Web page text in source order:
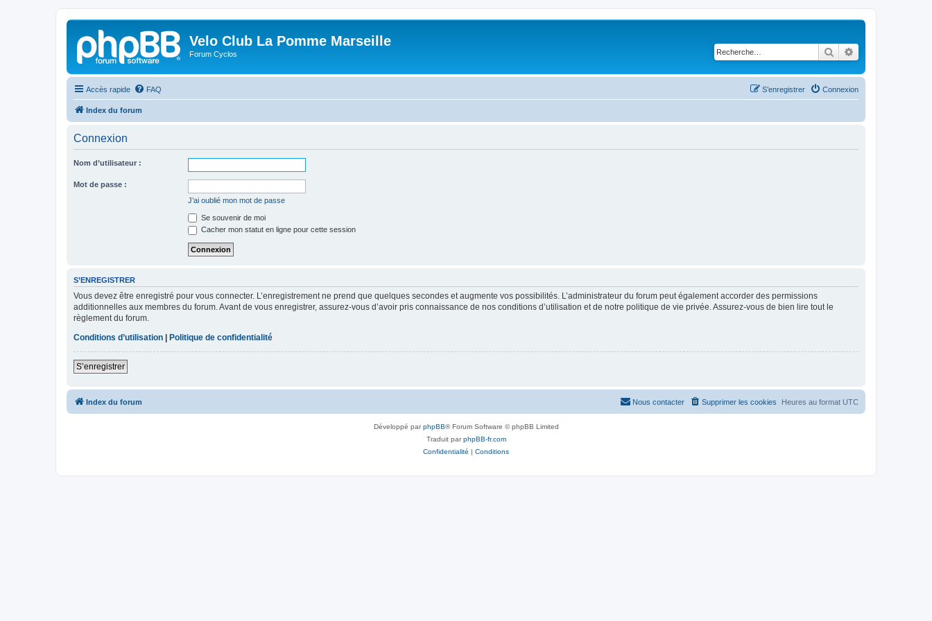
Velo Club La Pomme Marseille
Forum Cyclos Rechercher
Accès rapide FAQ Connexion
S’enregistrer
Index du forum
Connexion
Nom d’utilisateur :
Mot de passe :
J’ai oublié mon mot de passe
Se souvenir de moi
Cacher mon statut en ligne pour cette session
S’ENREGISTRER
Vous devez être enregistré pour vous connecter. L’enregistrement ne prend que quelques secondes et augmente vos possibilités. L’administrateur du forum peut également accorder des permissions
additionnelles aux membres du forum. Avant de vous enregistrer, assurez-vous d’avoir pris connaissance de nos conditions d’utilisation et de notre politique de vie privée. Assurez-vous de bien lire tout le
règlement du forum.
Conditions d’utilisation
Politique de confidentialité
S’enregistrer
Index du forum Heures au format UTC
Supprimer les cookies
Nous contacter
Développé parphpBB® Forum Software © phpBB Limited
Traduit parphpBB-fr.com
Confidentialité | Conditions